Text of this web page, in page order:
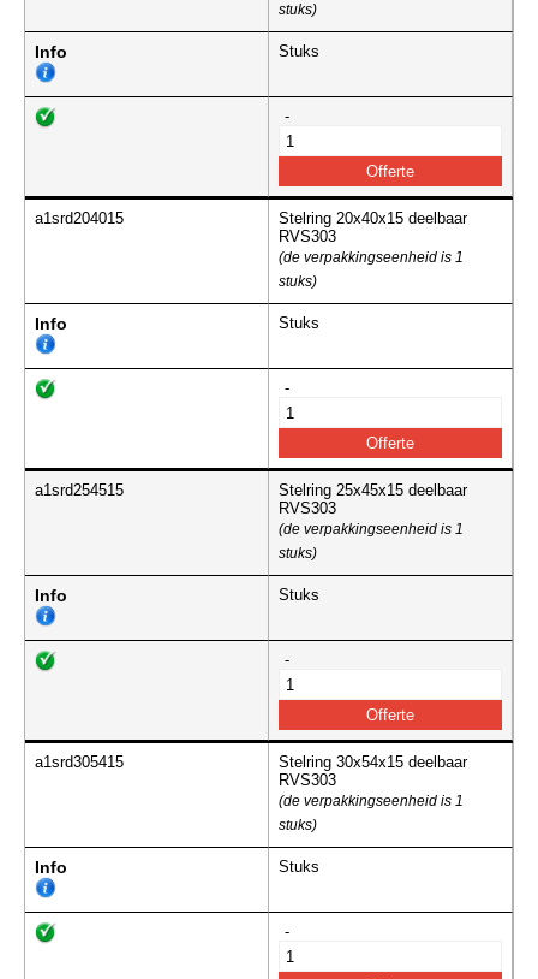
stuks)
Info Stuks
-
a1srd204015
Stelring 20x40x15 deelbaar
RVS303
(de verpakkingseenheid is 1
stuks)
Info Stuks
-
a1srd254515
Stelring 25x45x15 deelbaar
RVS303
(de verpakkingseenheid is 1
stuks)
Info Stuks
-
a1srd305415
Stelring 30x54x15 deelbaar
RVS303
(de verpakkingseenheid is 1
stuks)
Info Stuks
-